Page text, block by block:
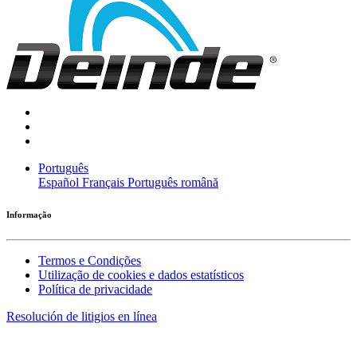
Português
Español Français Português română
Informação
Termos e Condições
Utilização de cookies e dados estatísticos
Política de privacidade
Resolución de litigios en línea